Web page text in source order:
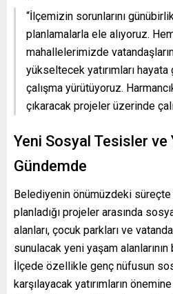
“İlçemizin sorunlarını
planlamalarla ele alıyoruz.
mahallelerimizde
yükseltecek yatırımları
çalışma yürütüyoruz.
çıkaracak projeler üzerinde
Yeni Sosyal Tesisler ve
Gündemde
Belediyenin önümüzdeki
planladığı projeler arasında
alanları, çocuk parkları ve
sunulacak yeni yaşam
İlçede özellikle genç nüfusun
karşılayacak yatırımların